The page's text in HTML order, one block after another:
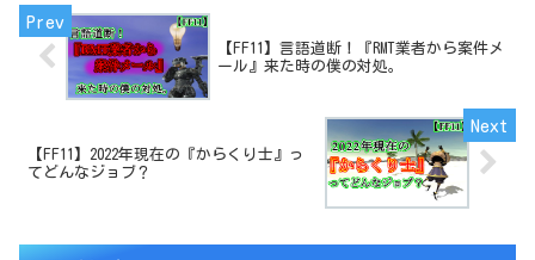
【FF11】言語道断！『RMT業者から案件メ
ール』来た時の僕の対処。
【FF11】2022年現在の『からくり士』っ
てどんなジョブ？